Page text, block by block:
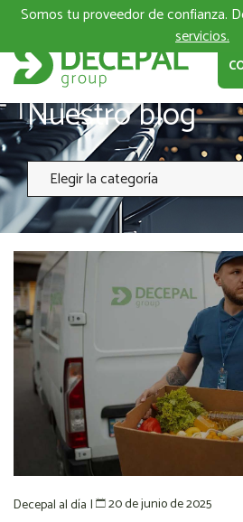
Somos tu proveedor de confianza.
servicios.
Nuestro blog
Decepal al día | 20 de junio de 2025